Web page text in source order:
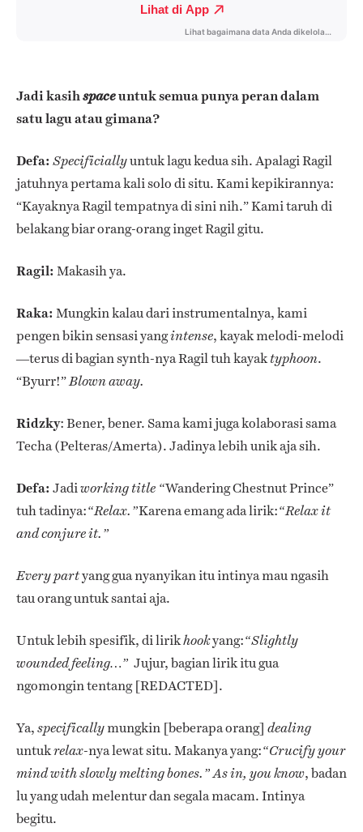
Jadi kasihspaceuntuk semua punya peran dalam
satu lagu atau gimana?
Defa: Specificiallyuntuk lagu kedua sih. Apalagi Ragil
jatuhnya pertama kali solo di situ. Kami kepikirannya:
“Kayaknya Ragil tempatnya di sini nih.” Kami taruh di
belakang biar orang-orang inget Ragil gitu.
Ragil: Makasih ya.
Raka: Mungkin kalau dari instrumentalnya, kami
pengen bikin sensasi yangintense, kayak melodi-melodi
—terus di bagian synth-nya Ragil tuh kayaktyphoon.
“Byurr!”Blown away.
Ridzky: Bener, bener. Sama kami juga kolaborasi sama
Techa (Pelteras/Amerta). Jadinya lebih unik aja sih.
Defa: Jadiworking title “Wandering Chestnut Prince”
tuh tadinya:“Relax.”Karena emang ada lirik:“Relax it
and conjure it.”
Every partyang gua nyanyikan itu intinya mau ngasih
tau orang untuk santai aja.
Untuk lebih spesifik, di lirikhookyang:“Slightly
wounded feeling…” Jujur, bagianlirik itu gua
ngomongin tentang [REDACTED].
Ya, specificallymungkin [beberapa orang] dealing
untukrelax-nya lewat situ. Makanya yang:“Crucify your
mind with slowly melting bones.” As in, you know, badan
lu yang udah melentur dan segala macam. Intinya
begitu.